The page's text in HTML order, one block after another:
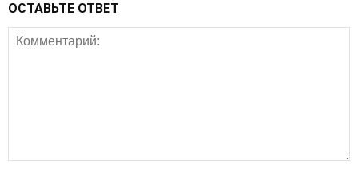
ОСТАВЬТЕ ОТВЕТ